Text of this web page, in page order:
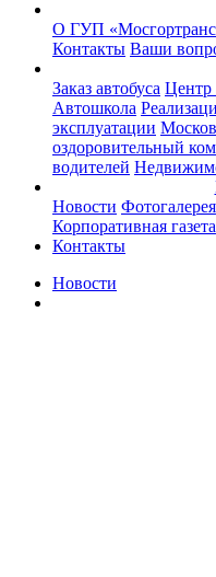
О ГУП
Контакты Ваши
Заказ автобуса Центр
Автошкола
эксплуатации
оздоровительный
водителей
Новости Фотогалерея
Корпоративная газета
Контакты
Новости